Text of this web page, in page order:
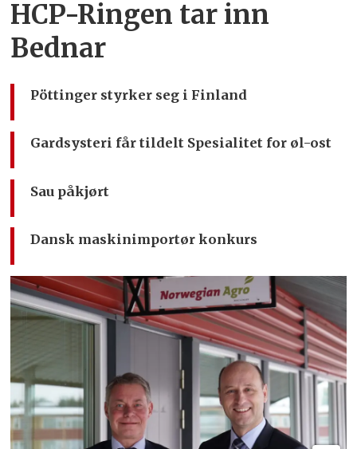
HCP-Ringen tar inn
Bednar
Pöttinger styrker seg i Finland
Gardsysteri får tildelt Spesialitet for øl-ost
Sau påkjørt
Dansk maskinimportør konkurs